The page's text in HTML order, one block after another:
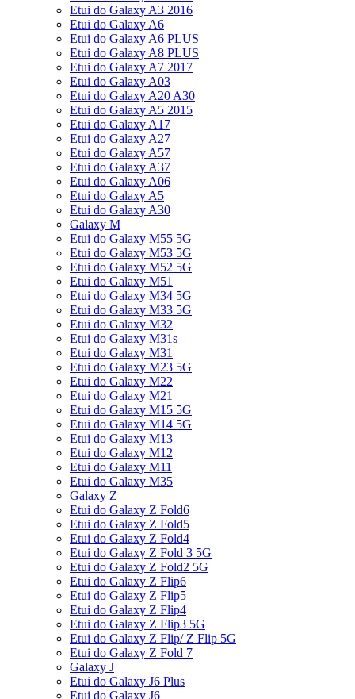
Etui do Galaxy A3 2016
Etui do Galaxy A6
Etui do Galaxy A6 PLUS
Etui do Galaxy A8 PLUS
Etui do Galaxy A7 2017
Etui do Galaxy A03
Etui do Galaxy A20 A30
Etui do Galaxy A5 2015
Etui do Galaxy A17
Etui do Galaxy A27
Etui do Galaxy A57
Etui do Galaxy A37
Etui do Galaxy A06
Etui do Galaxy A5
Etui do Galaxy A30
Galaxy M
Etui do Galaxy M55 5G
Etui do Galaxy M53 5G
Etui do Galaxy M52 5G
Etui do Galaxy M51
Etui do Galaxy M34 5G
Etui do Galaxy M33 5G
Etui do Galaxy M32
Etui do Galaxy M31s
Etui do Galaxy M31
Etui do Galaxy M23 5G
Etui do Galaxy M22
Etui do Galaxy M21
Etui do Galaxy M15 5G
Etui do Galaxy M14 5G
Etui do Galaxy M13
Etui do Galaxy M12
Etui do Galaxy M11
Etui do Galaxy M35
Galaxy Z
Etui do Galaxy Z Fold6
Etui do Galaxy Z Fold5
Etui do Galaxy Z Fold4
Etui do Galaxy Z Fold 3 5G
Etui do Galaxy Z Fold2 5G
Etui do Galaxy Z Flip6
Etui do Galaxy Z Flip5
Etui do Galaxy Z Flip4
Etui do Galaxy Z Flip3 5G
Etui do Galaxy Z Flip/ Z Flip 5G
Etui do Galaxy Z Fold 7
Galaxy J
Etui do Galaxy J6 Plus
Etui do Galaxy J6